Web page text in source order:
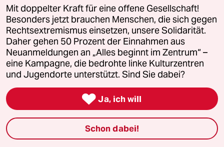
Mehr taz Angebote
Reisen
Kantine
Shop
Anzeigen
Mit doppelter Kraft für eine offene Gesellschaft!
Besonders jetzt brauchen Menschen, die sich gegen
Rechtsextremismus einsetzen, unsere Solidarität.
Daher gehen 50 Prozent der Einnahmen aus
Neuanmeldungen an „Alles beginnt im Zentrum“ –
eine Kampagne, die bedrohte linke Kulturzentren
und Jugendorte unterstützt. Sind Sie dabei?
 Ja, ich will
Schon dabei!